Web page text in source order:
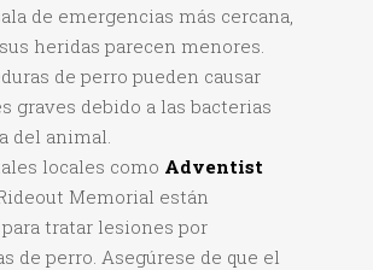
de emergencias más cercana,
heridas parecen menores.
de perro pueden causar
graves debido a las bacterias
del animal.
locales como Adventist
Memorial están
tratar lesiones por
de perro. Asegúrese de que el